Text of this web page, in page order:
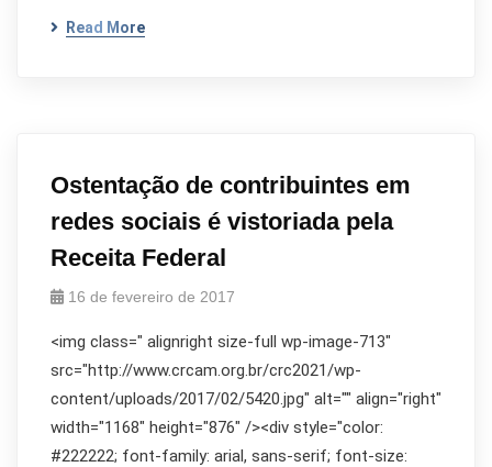
Read More
Ostentação de contribuintes em
redes sociais é vistoriada pela
Receita Federal
16 de fevereiro de 2017
<img class=" alignright size-full wp-image-713"
src="http://www.crcam.org.br/crc2021/wp-
content/uploads/2017/02/5420.jpg" alt="" align="right"
width="1168" height="876" /><div style="color:
#222222; font-family: arial, sans-serif; font-size: